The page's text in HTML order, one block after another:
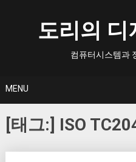
도리의 디
컴퓨터시스템과
MENU
[태그:] ISO